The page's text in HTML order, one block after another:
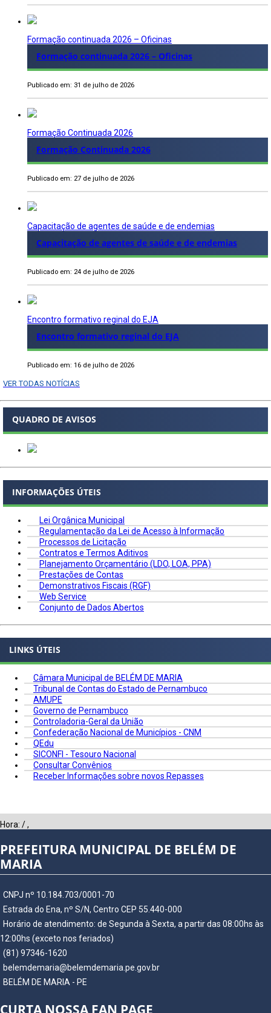
Formação continuada 2026 – Oficinas
Formação continuada 2026 – Oficinas
Publicado em: 31 de julho de 2026
Formação Continuada 2026
Formação Continuada 2026
Publicado em: 27 de julho de 2026
Capacitação de agentes de saúde e de endemias
Capacitação de agentes de saúde e de endemias
Publicado em: 24 de julho de 2026
Encontro formativo reginal do EJA
Encontro formativo reginal do EJA
Publicado em: 16 de julho de 2026
VER TODAS NOTÍCIAS
QUADRO DE AVISOS
INFORMAÇÕES ÚTEIS
Lei Orgânica Municipal
Regulamentação da Lei de Acesso à Informação
Processos de Licitação
Contratos e Termos Aditivos
Planejamento Orçamentário (LDO, LOA, PPA)
Prestações de Contas
Demonstrativos Fiscais (RGF)
Web Service
Conjunto de Dados Abertos
LINKS ÚTEIS
Câmara Municipal de BELÉM DE MARIA
Tribunal de Contas do Estado de Pernambuco
AMUPE
Governo de Pernambuco
Controladoria-Geral da União
Confederação Nacional de Municípios - CNM
QEdu
SICONFI - Tesouro Nacional
Consultar Convênios
Receber Informações sobre novos Repasses
Hora: /,
PREFEITURA MUNICIPAL DE BELÉM DE
MARIA
CNPJ nº 10.184.703/0001-70
Estrada do Ena, nº S/N, Centro CEP 55.440-000
Horário de atendimento: de Segunda à Sexta, a partir das 08:00hs às
12:00hs (exceto nos feriados)
(81) 97346-1620
belemdemaria@belemdemaria.pe.gov.br
BELÉM DE MARIA - PE
CURTA NOSSA FAN PAGE